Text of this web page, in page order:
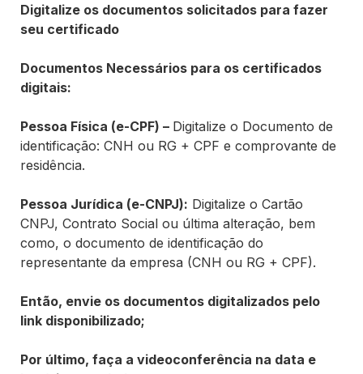
Digitalize os documentos solicitados para fazer
seu certificado
Documentos Necessários para os certificados
digitais:
Pessoa Física (e-CPF) – Digitalize o Documento de
identificação: CNH ou RG + CPF e comprovante de
residência.
Pessoa Jurídica (e-CNPJ): Digitalize o Cartão
CNPJ, Contrato Social ou última alteração, bem
como, o documento de identificação do
representante da empresa (CNH ou RG + CPF).
Então, envie os documentos digitalizados pelo
link disponibilizado;
Por último, faça a videoconferência na data e